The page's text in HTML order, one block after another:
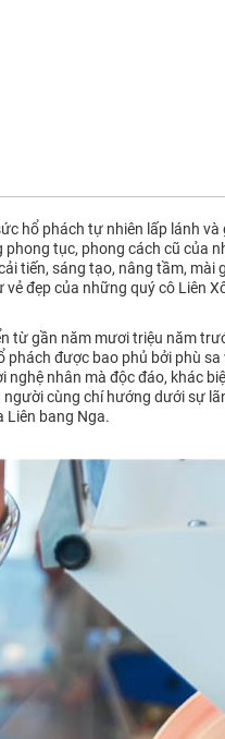
hổ phách tự nhiên lấp lánh
tục, phong cách cũ của
tiến, sáng tạo, nâng tầm,
đẹp của những quý cô Liên
gần năm mươi triệu năm
được bao phủ bởi phù
nhân mà độc đáo, khác
cùng chí hướng dưới sự
Liên bang Nga.